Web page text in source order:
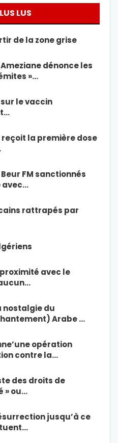
LUS
de la zone grise
dénonce les
»…
le vaccin
reçoit la première dose
FM sanctionnés
avec…
rattrapés par
avec le
nostalgie du
Arabe …
opération
contre la…
des droits de
» ou…
jusqu’à ce